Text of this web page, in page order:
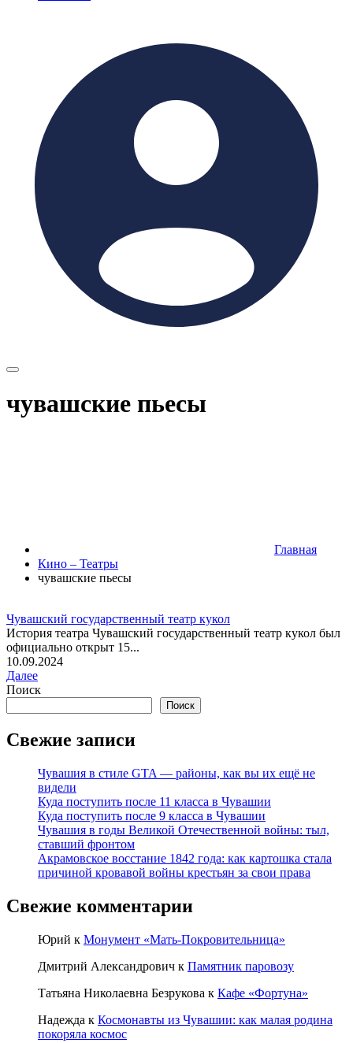
чувашские пьесы
Главная
Кино – Театры
чувашские пьесы
Чувашский государственный театр кукол
История театра Чувашский государственный театр кукол был
официально открыт 15...
10.09.2024
Далее
Поиск
Поиск
Свежие записи
Чувашия в стиле GTA — районы, как вы их ещё не
видели
Куда поступить после 11 класса в Чувашии
Куда поступить после 9 класса в Чувашии
Чувашия в годы Великой Отечественной войны: тыл,
ставший фронтом
Акрамовское восстание 1842 года: как картошка стала
причиной кровавой войны крестьян за свои права
Свежие комментарии
Юрий к Монумент «Мать-Покровительница»
Дмитрий Александрович к Памятник паровозу
Татьяна Николаевна Безрукова к Кафе «Фортуна»
Надежда к Космонавты из Чувашии: как малая родина
покоряла космос